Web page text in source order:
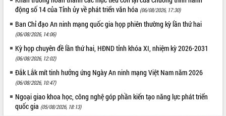
Đắk Lắk công bố Quy hoạch và xúc
Ngành cá ngừ Đắk Lắk chủ động thích
ứng để giữ vững thị trường xuất khẩu
Diễn đàn Kinh tế tư nhân Việt Nam đột
phá cơ chế - Hợp tác công tư
Đề án 06 tạo bước ngoặt đột phá trong
cải cách hành chính tỉnh Đắk Lắk
Kết nối tour, đẩy mạnh chuyển đổi số
để phát triển du lịch Đắk Lắk
động số 14 của Tỉnh ủy về phát triển văn hóa (06/08/2026, 17:30)
Ban Chỉ đạo An ninh mạng quốc gia họp phiên thường kỳ lần thứ hai
(06/08/2026, 14:06)
Kỳ họp chuyên đề lần thứ hai, HĐND tỉnh khóa XI, nhiệm kỳ 2026-2031
(06/08/2026, 12:02)
Đắk Lắk mít tinh hưởng ứng Ngày An ninh mạng Việt Nam năm 2026
(06/08/2026, 10:47)
Ngoại giao khoa học, công nghệ góp phần kiến tạo năng lực phát triển
quốc gia (05/08/2026, 18:13)